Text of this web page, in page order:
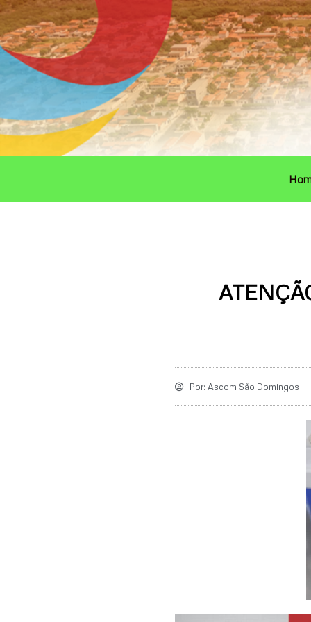
Ir
para
o
conteúdo
Por: Ascom São Domingos